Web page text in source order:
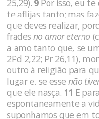
25,29). 9 Por isso, eu
te aflijas tan­to; mas
que deves realizar,
frades no amor eterno
a amo tanto que, se
2Pd 2,22; Pr 26,11),
outro à religião para
lugar e, se esse não
que ele nasça. 11 E
espontaneamente a
suponha­mos que em